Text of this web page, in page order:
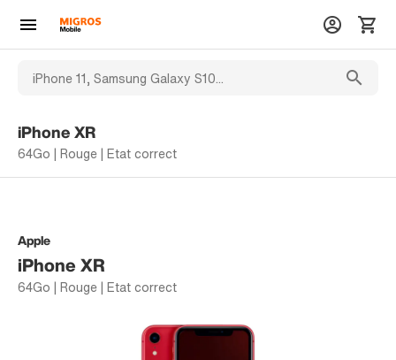
iPhone XR
64Go | Rouge | Etat correct
Apple
iPhone XR
64Go | Rouge | Etat correct